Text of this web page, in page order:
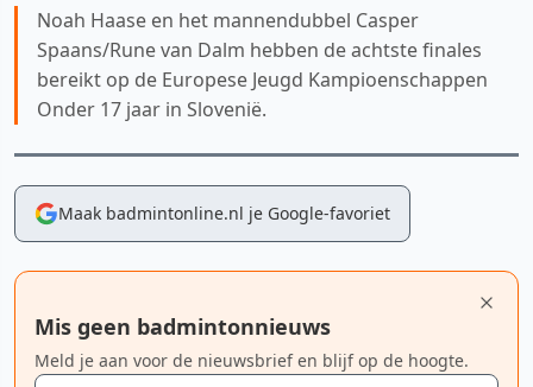
Noah Haase en het mannendubbel Casper
Spaans/Rune van Dalm hebben de achtste finales
bereikt op de Europese Jeugd Kampioenschappen
Onder 17 jaar in Slovenië.
Maak badmintonline.nl je Google-favoriet
Mis geen badmintonnieuws
Meld je aan voor de nieuwsbrief en blijf op de hoogte.